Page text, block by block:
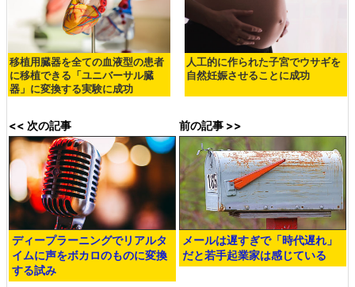
移植用臓器を全ての血液型の患者
に移植できる「ユニバーサル臓
器」に変換する実験に成功
人工的に作られた子宮でウサギを
自然妊娠させることに成功
<< 次の記事
ディープラーニングでリアルタ
イムに声をボカロのものに変換
する試み
前の記事 >>
メールは遅すぎで「時代遅れ」
だと若手起業家は感じている